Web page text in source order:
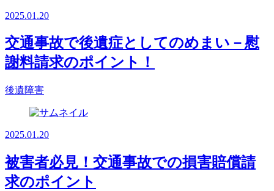
2025.01.20
交通事故で後遺症としてのめまい－慰
謝料請求のポイント！
後遺障害
2025.01.20
被害者必見！交通事故での損害賠償請
求のポイント